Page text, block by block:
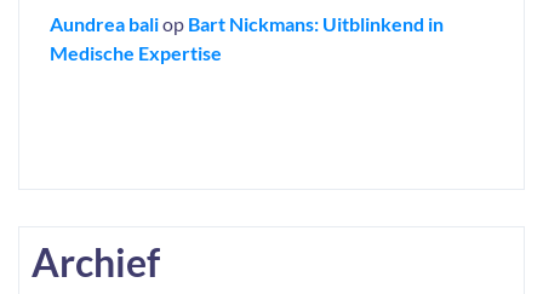
Aundrea baliop Bart Nickmans: Uitblinkend in
Medische Expertise
Archief